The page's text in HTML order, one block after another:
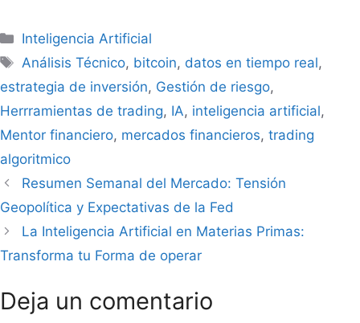
Categorías
Inteligencia Artificial
Etiquetas
Análisis Técnico, bitcoin, datos en tiempo real,
estrategia de inversión, Gestión de riesgo,
Herrramientas de trading, IA, inteligencia artificial,
Mentor financiero, mercados financieros, trading
algoritmico
Resumen Semanal del Mercado: Tensión
Geopolítica y Expectativas de la Fed
La Inteligencia Artificial en Materias Primas:
Transforma tu Forma de operar
Deja un comentario